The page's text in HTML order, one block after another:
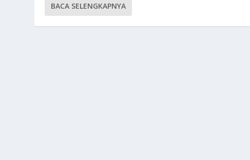
BACA SELENGKAPNYA